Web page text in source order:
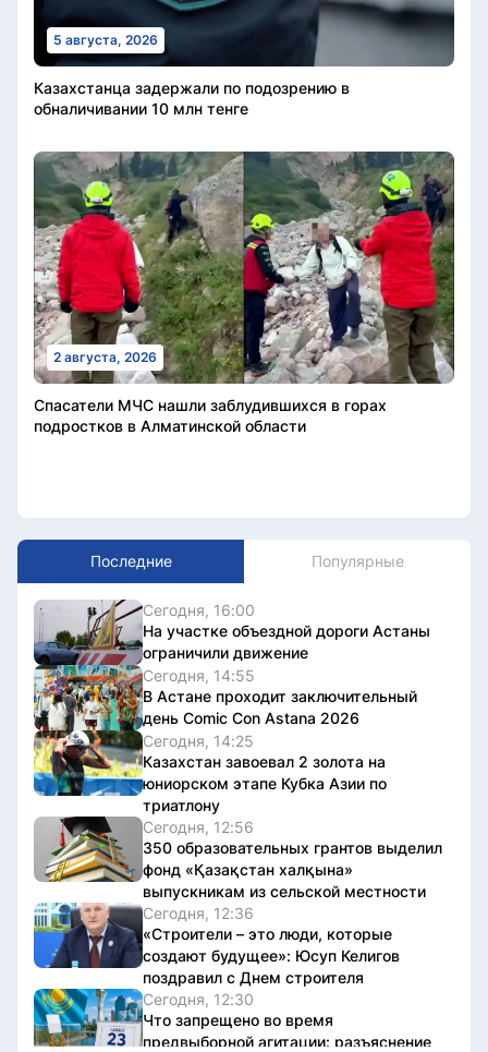
5 августа, 2026
Казахстанца задержали по подозрению в
обналичивании 10 млн тенге
2 августа, 2026
Спасатели МЧС нашли заблудившихся в горах
подростков в Алматинской области
Последние Популярные
Сегодня, 16:00
На участке объездной дороги Астаны
ограничили движение
Сегодня, 14:55
В Астане проходит заключительный
день Comic Con Astana 2026
Сегодня, 14:25
Казахстан завоевал 2 золота на
юниорском этапе Кубка Азии по
триатлону
Сегодня, 12:56
350 образовательных грантов выделил
фонд «Қазақстан халқына»
выпускникам из сельской местности
Сегодня, 12:36
«Строители – это люди, которые
создают будущее»: Юсуп Келигов
поздравил с Днем строителя
Сегодня, 12:30
Что запрещено во время
предвыборной агитации: разъяснение